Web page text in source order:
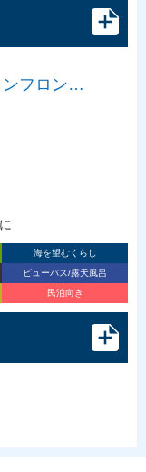
ンフロン…
海を望むくらし
ビューバス/露天風呂
民泊向き